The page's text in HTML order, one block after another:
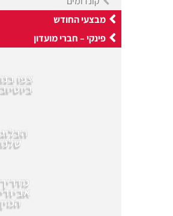
מבצעי החודש
פינקי – חברי מועדון
צפו בנו
ביוטיוב
הבלוג
שלנו
מדריך
אביזרי
המין